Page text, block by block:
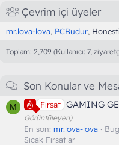
Çevrim içi üyeler
mr.lova-lova PCBudur
Toplam: 2,709 (Kullanıcı: 7,
Son Konular ve
M Fırsat GAMING
Görüntüleyen)
En son: mr.lova-lova
Sıcak Fırsatlar